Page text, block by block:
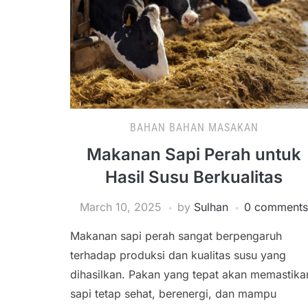
BAHAN BAHAN MASAKAN
Makanan Sapi Perah untuk
Hasil Susu Berkualitas
March 10, 2025 by Sulhan 0 comments
Makanan sapi perah sangat berpengaruh
terhadap produksi dan kualitas susu yang
dihasilkan. Pakan yang tepat akan
sapi tetap sehat, berenergi, dan mampu